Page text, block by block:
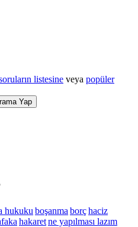
listesine veya popüler
hukuku boşanma borçhaciz
hakaretne yapılması lazım